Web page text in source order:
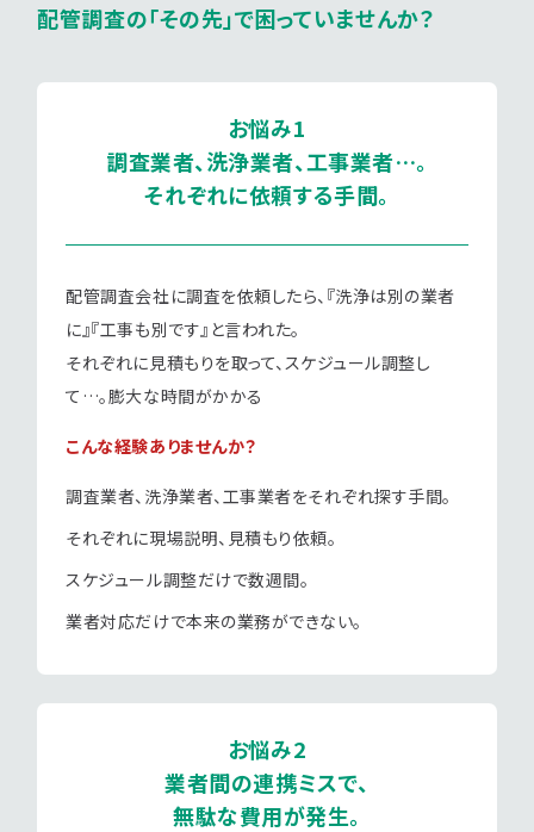
配管調査の「その先」で困っていませんか？
お悩み1
調査業者、洗浄業者、工事業者…。
それぞれに依頼する手間。
配管調査会社に調査を依頼したら、 『洗浄は別の業者
に』『工事も別です』と言われた。
それぞれに見積もりを取って、スケジュール調整し
て…。膨大な時間がかかる
こんな経験ありませんか？
調査業者、洗浄業者、工事業者をそれぞれ探す手間。
それぞれに現場説明、見積もり依頼。
スケジュール調整だけで数週間。
業者対応だけで本来の業務ができない。
お悩み2
業者間の連携ミスで、
無駄な費用が発生。